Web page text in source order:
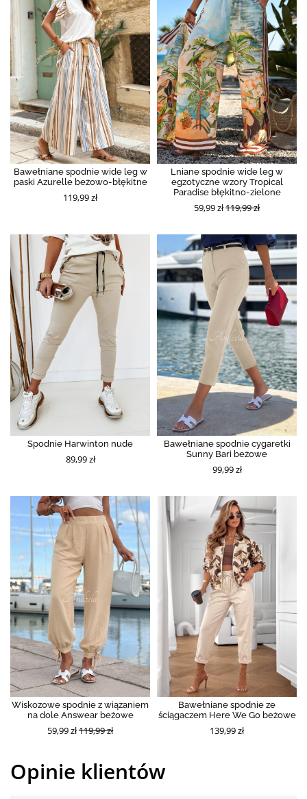
Bawełniane spodnie wide leg w
paski Azurelle beżowo-błękitne
119,99 zł
Lniane spodnie wide leg w
egzotyczne wzory Tropical
Paradise błękitno-zielone
59,99 zł119,99 zł
Spodnie Harwinton nude
89,99 zł
Bawełniane spodnie cygaretki
Sunny Bari beżowe
99,99 zł
Wiskozowe spodnie z wiązaniem
na dole Answear beżowe
59,99 zł119,99 zł
Bawełniane spodnie ze
ściągaczem Here We Go beżowe
139,99 zł
Opinie klientów